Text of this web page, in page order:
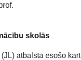
skolās
atbalsta esošo